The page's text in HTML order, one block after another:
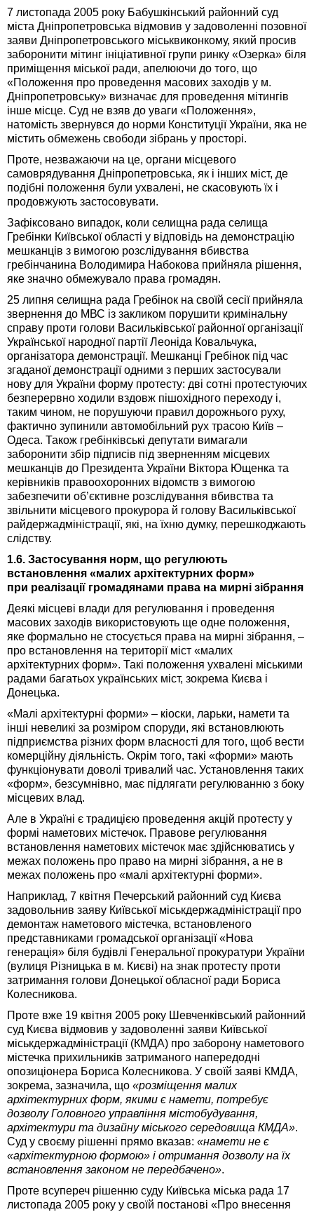
7 листопада 2005 року Бабушкінський районний суд
міста Дніпропетровська відмовив у задоволенні позовної
заяви Дніпропетровського міськвиконкому, який просив
заборонити мітинг ініціативної групи ринку «Озерка» біля
приміщення міської ради, апелюючи до того, що
«Положення про проведення масових заходів у м.
Дніпропетровську» визначає для проведення мітингів
інше місце. Суд не взяв до уваги «Положення»,
натомість звернувся до норми Конституції України, яка не
містить обмежень свободи зібрань у просторі.
Проте, незважаючи на це, органи місцевого
самоврядування Дніпропетровська, як і інших міст, де
подібні положення були ухвалені, не скасовують їх і
продовжують застосовувати.
Зафіксовано випадок, коли селищна рада селища
Гребінки Київської області у відповідь на демонстрацію
мешканців з вимогою розслідування вбивства
гребінчанина Володимира Набокова прийняла рішення,
яке значно обмежувало права громадян.
25 липня селищна рада Гребінок на своїй сесії прийняла
звернення до МВС із закликом порушити кримінальну
справу проти голови Васильківської районної організації
Української народної партії Леоніда Ковальчука,
організатора демонстрації. Мешканці Гребінок під час
згаданої демонстрації одними з перших застосували
нову для України форму протесту: дві сотні протестуючих
безперервно ходили вздовж пішохідного переходу і,
таким чином, не порушуючи правил дорожнього руху,
фактично зупинили автомобільний рух трасою Київ –
Одеса. Також гребінківські депутати вимагали
заборонити збір підписів під зверненням місцевих
мешканців до Президента України Віктора Ющенка та
керівників правоохоронних відомств з вимогою
забезпечити об’єктивне розслідування вбивства та
звільнити місцевого прокурора й голову Васильківської
райдержадміністрації, які, на їхню думку, перешкоджають
слідству.
1.6. Застосування норм, що регулюють
встановлення «малих архітектурних форм»
при реалізації громадянами права на мирні зібрання
Деякі місцеві влади для регулювання і проведення
масових заходів використовують ще одне положення,
яке формально не стосується права на мирні зібрання, –
про встановлення на території міст «малих
архітектурних форм». Такі положення ухвалені міськими
радами багатьох українських міст, зокрема Києва і
Донецька.
«Малі архітектурні форми» – кіоски, ларьки, намети та
інші невеликі за розміром споруди, які встановлюють
підприємства різних форм власності для того, щоб вести
комерційну діяльність. Окрім того, такі «форми» мають
функціонувати доволі тривалий час. Установлення таких
«форм», безсумнівно, має підлягати регулюванню з боку
місцевих влад.
Але в Україні є традицією проведення акцій протесту у
формі наметових містечок. Правове регулювання
встановлення наметових містечок має здійснюватись у
межах положень про право на мирні зібрання, а не в
межах положень про «малі архітектурні форми».
Наприклад, 7 квітня Печерський районний суд Києва
задовольнив заяву Київської міськдержадміністрації про
демонтаж наметового містечка, встановленого
представниками громадської організації «Нова
генерація» біля будівлі Генеральної прокуратури України
(вулиця Різницька в м. Києві) на знак протесту проти
затримання голови Донецької обласної ради Бориса
Колесникова.
Проте вже 19 квітня 2005 року Шевченківський районний
суд Києва відмовив у задоволенні заяви Київської
міськдержадміністрації (КМДА) про заборону наметового
містечка прихильників затриманого напередодні
опозиціонера Бориса Колесникова. У своїй заяві КМДА,
зокрема, зазначила, що «розміщення малих
архітектурних форм, якими є намети, потребує
дозволу Головного управління містобудування,
архітектури та дизайну міського середовища КМДА».
Суд у своєму рішенні прямо вказав: «намети не є
«архітектурною формою» і отримання дозволу на їх
встановлення законом не передбачено».
Проте всупереч рішенню суду Київська міська рада 17
листопада 2005 року у своїй постанові «Про внесення